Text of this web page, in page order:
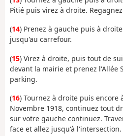
Pitié puis virez à droite.
(14) Prenez à gauche puis à
jusqu'au carrefour.
(15) Virez à droite, puis tout de
devant la mairie et prenez l'Allée
parking.
(16) Tournez à droite puis encore
Novembre 1918, continuez tout
sur votre gauche continuez.
face et allez jusqu'à l'intersection.